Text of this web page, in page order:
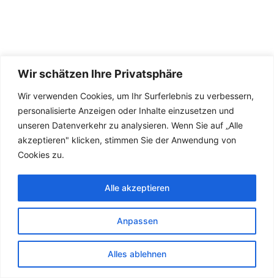
Wir schätzen Ihre Privatsphäre
Wir verwenden Cookies, um Ihr Surferlebnis zu verbessern,
personalisierte Anzeigen oder Inhalte einzusetzen und
unseren Datenverkehr zu analysieren. Wenn Sie auf „Alle
akzeptieren" klicken, stimmen Sie der Anwendung von
Cookies zu.
Anpassen
Alles ablehnen
Alle akzeptieren
# Orange
steht für Kreativität,
Jugend und
Enthusiasmus
Welche Bedeutung hat die